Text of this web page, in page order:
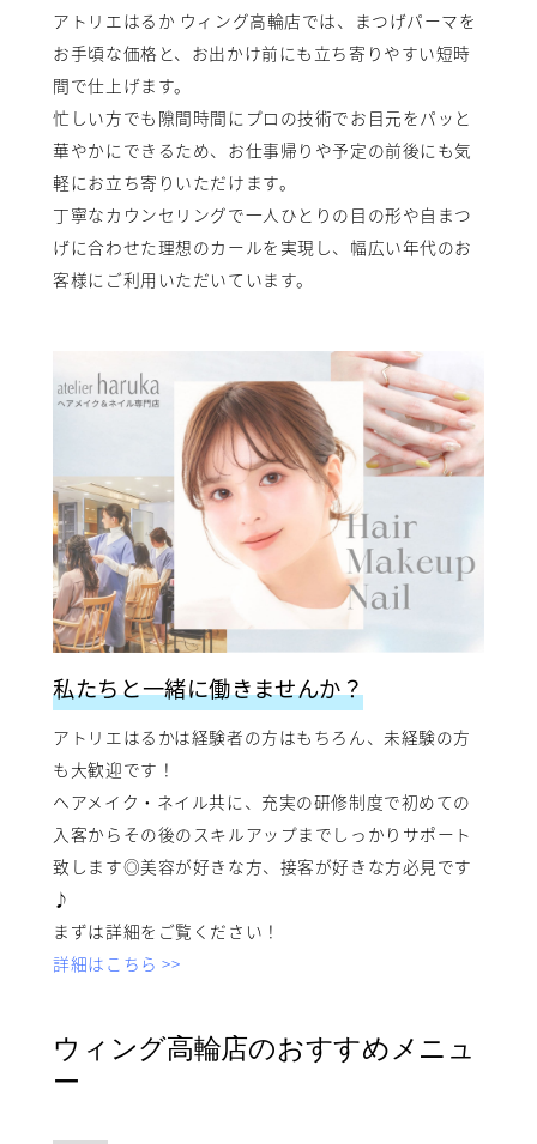
アトリエはるか ウィング高輪店では、まつげパーマを
お手頃な価格と、お出かけ前にも立ち寄りやすい短時
間で仕上げます。
忙しい方でも隙間時間にプロの技術でお目元をパッと
華やかにできるため、お仕事帰りや予定の前後にも気
軽にお立ち寄りいただけます。
丁寧なカウンセリングで一人ひとりの目の形や自まつ
げに合わせた理想のカールを実現し、幅広い年代のお
客様にご利用いただいています。
私たちと一緒に働きませんか？
アトリエはるかは経験者の方はもちろん、未経験の方
も大歓迎です！
ヘアメイク・ネイル共に、充実の研修制度で初めての
入客からその後のスキルアップまでしっかりサポート
致します◎美容が好きな方、接客が好きな方必見です
♪
まずは詳細をご覧ください！
詳細はこちら >>
ウィング高輪店のおすすめメニュ
ー